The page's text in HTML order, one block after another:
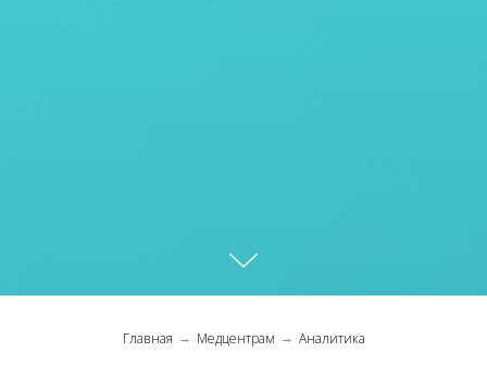
Главная → Медцентрам → Аналитика